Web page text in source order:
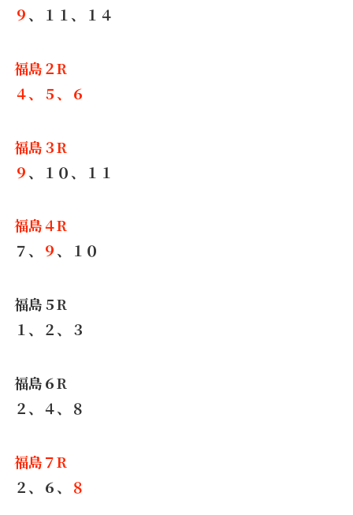
９、１１、１４
福島２R
４、５、６
福島３R
９、１０、１１
福島４R
７、
９、１０
福島５R
１、２、３
福島６R
２、４、８
福島７R
２、６、
８